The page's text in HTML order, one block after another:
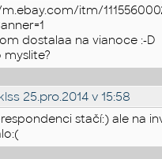
itm/
dostalaa na vianoce :-D
myslite?
25.pro.2014 v 15:58
stačí:) ale na